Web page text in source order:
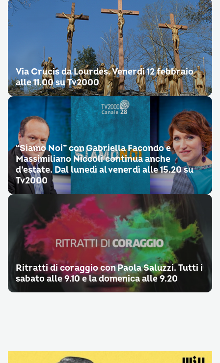
Via Crucis da Lourdes. Venerdì 12 febbraio
alle 11.00 su Tv2000
“Siamo Noi” con Gabriella Facondo e
Massimiliano Niccoli continua anche
d’estate. Dal lunedì al venerdì alle 15.20 su
Tv2000
Ritratti di coraggio con Paola Saluzzi. Tutti i
sabato alle 9.10 e la domenica alle 9.20